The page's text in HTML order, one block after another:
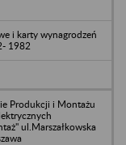
i karty wynagrodzeń
1982
Produkcji i Montażu
ul.Marszałkowska